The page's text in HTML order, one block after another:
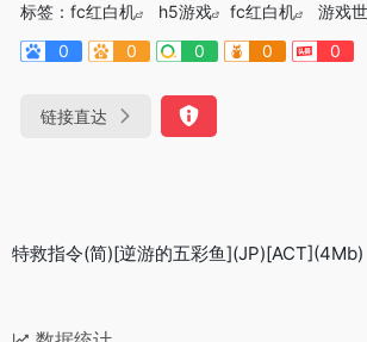
标签： fc红白机 h5游戏 fc红白机
游戏
0
0 0 0 0
链接直达
特救指令(简)[逆游的五彩鱼](JP)[ACT](4Mb)